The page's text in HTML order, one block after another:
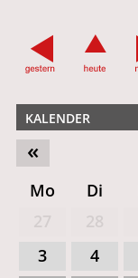
KALENDER
«
Mo Di
3
4